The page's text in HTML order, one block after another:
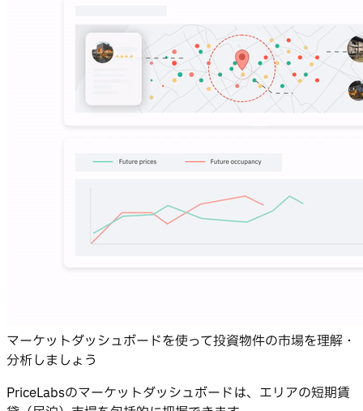
マーケットダッシュボードを使って投資物件の市場を理解・
分析しましょう
PriceLabsのマーケットダッシュボードは、エリアの短期賃